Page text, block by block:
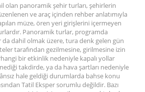
olan panoramik şehir turları, şehirlerin
ve araç içinden rehber anlatımıyla
müze, ören yeri girişlerini içermeyen
Panoramik turlar, programda
dahil olmak üzere, tura denk gelen gün
tarafından gezilmesine, girilmesine izin
bir etkinlik nedeniyle kapalı yollar
takdirde, ya da hava şartları nedeniyle
hale geldiği durumlarda bahse konu
Tatil Eksper sorumlu değildir. Bazı